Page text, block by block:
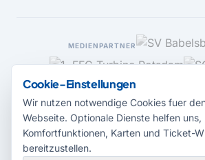
MEDIENPARTNER
Cookie-Einstellungen
Wir nutzen notwendige Cookies fuer
Webseite. Optionale Dienste helfen uns,
Komfortfunktionen, Karten und Ticket-
bereitzustellen.